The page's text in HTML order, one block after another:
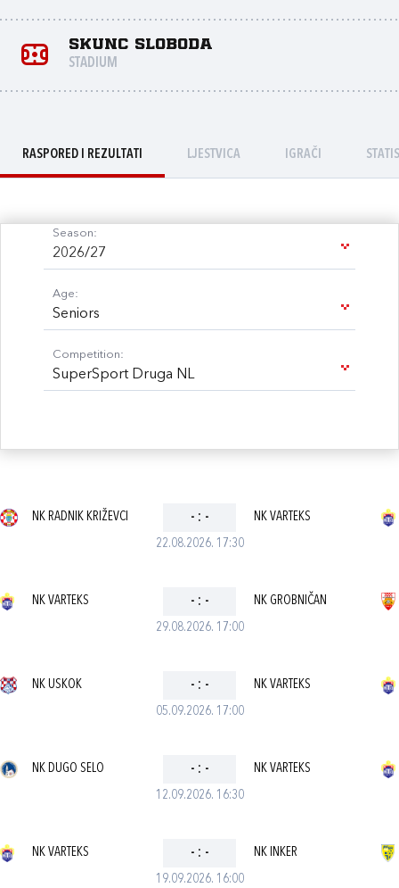
SKUNC Sloboda
STADIUM
RASPORED I REZULTATI LJESTVICA IGRAČI
Season:
2026/27
Age:
Seniors
Competition:
SuperSport Druga NL
22.08.2026. 17:30
NK RADNIK KRIŽEVCI - : - NK VARTEKS
29.08.2026. 17:00
NK VARTEKS - : - NK GROBNIČAN
05.09.2026. 17:00
NK USKOK - : - NK VARTEKS
12.09.2026. 16:30
NK DUGO SELO - : - NK VARTEKS
19.09.2026. 16:00
NK VARTEKS - : - NK INKER